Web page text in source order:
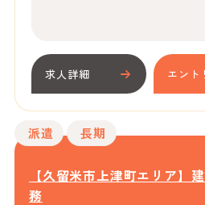
求人詳細 エント
派遣 長期
【久留米市上津町エリア】
務